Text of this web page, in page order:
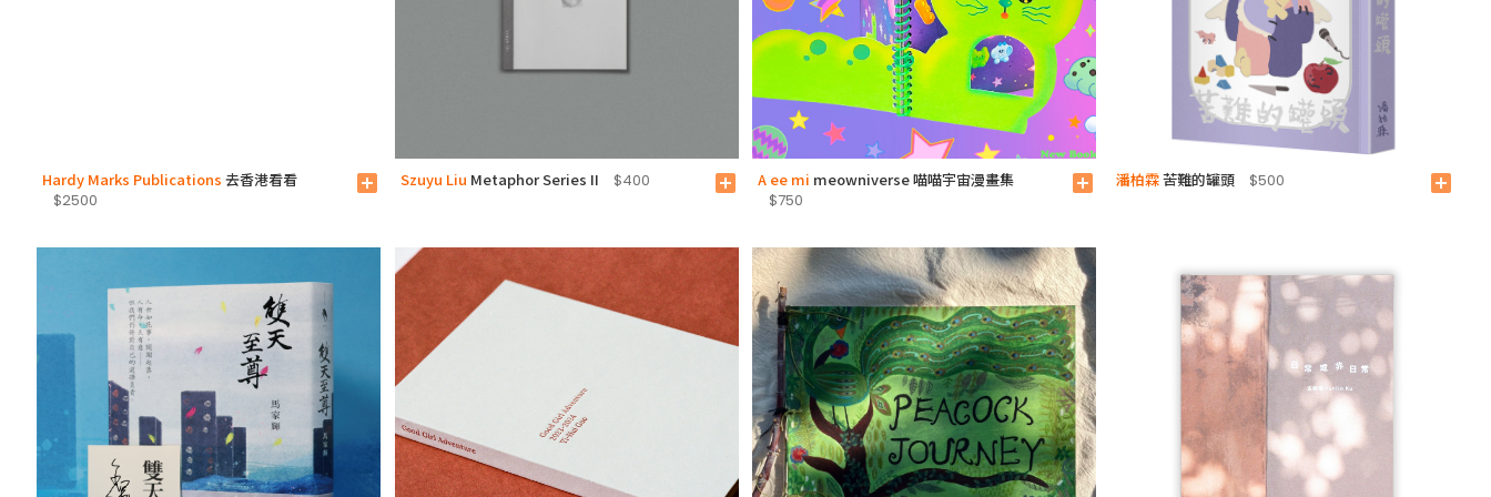
Hardy Marks Publications 去香港看看
$2500
add_box Szuyu Liu Metaphor Series II $400 add_box A ee mi meowniverse 喵喵宇宙漫畫集
$750
add_box 潘柏霖苦難的罐頭 $500 add_box